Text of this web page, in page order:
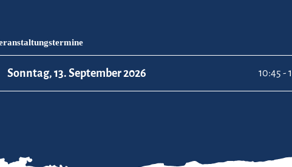
Sonntag, 13. September 2026 10:45 -